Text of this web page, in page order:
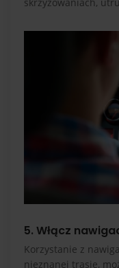
5. Włącz
Korzystanie z
nieznanej trasie,